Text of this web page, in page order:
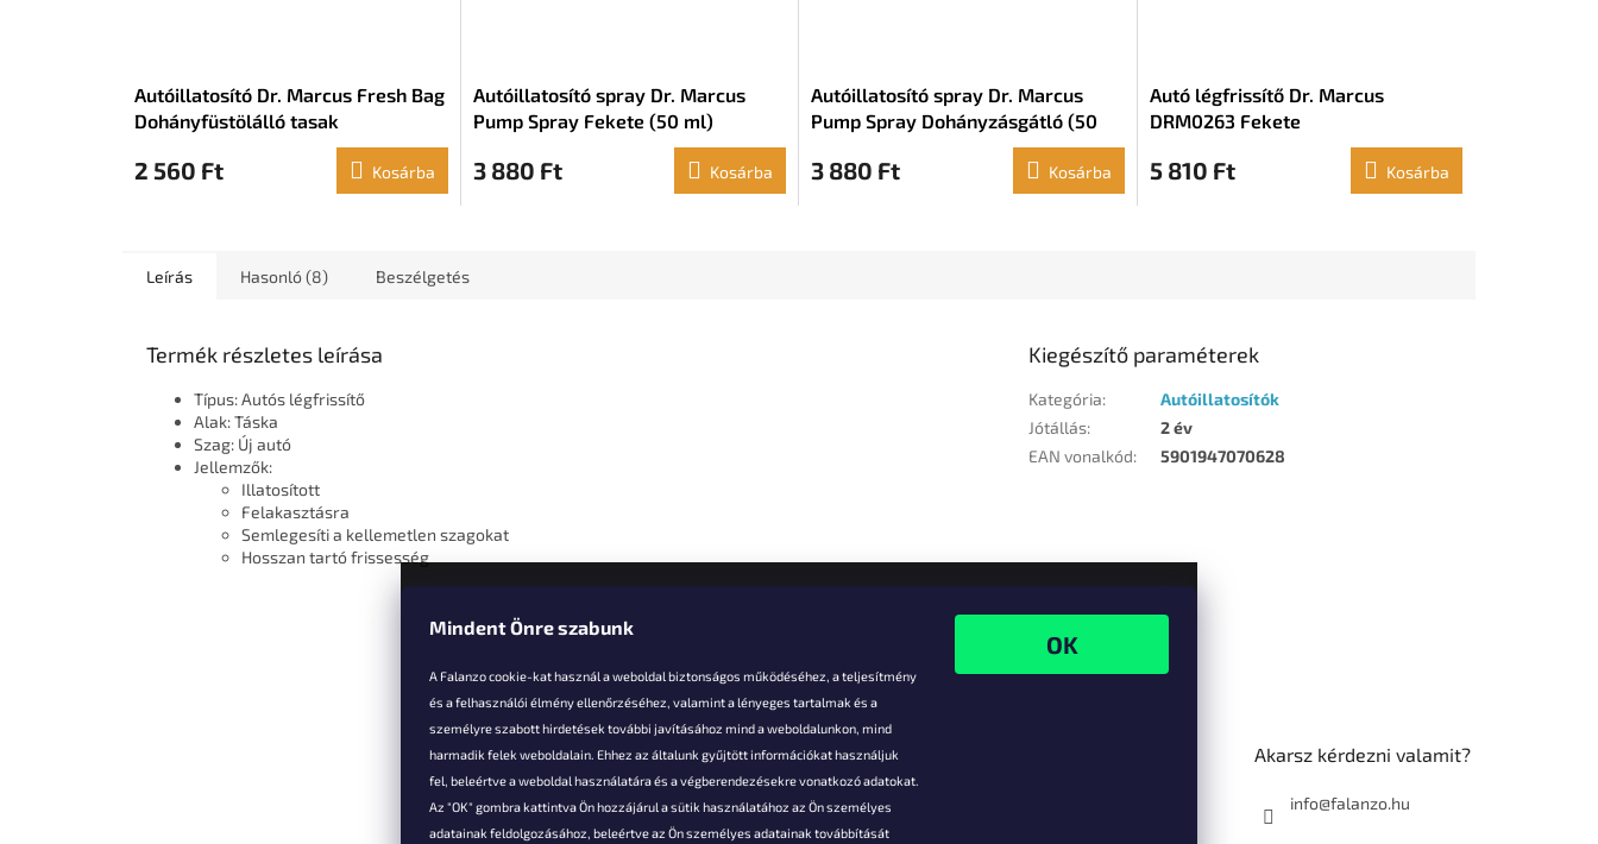
Mindent Önre szabunk
A Falanzo cookie-kat használ a weboldal biztonságos működéséhez, a teljesítmény
és a felhasználói élmény ellenőrzéséhez, valamint a lényeges tartalmak és a
személyre szabott hirdetések további javításához mind a weboldalunkon, mind
harmadik felek weboldalain. Ehhez az általunk gyűjtött információkat használjuk
fel, beleértve a weboldal használatára és a végberendezésekre vonatkozó adatokat.
Az "OK" gombra kattintva Ön hozzájárul a sütik használatához az Ön személyes
adatainak feldolgozásához, beleértve az Ön személyes adatainak továbbítását
Autóillatosító Dr. Marcus Fresh Bag
Dohányfüstölálló tasak
2 560 Ft Kosárba
Autóillatosító spray Dr. Marcus
Pump Spray Fekete (50 ml)
3 880 Ft Kosárba
Autóillatosító spray Dr. Marcus
Pump Spray Dohányzásgátló (50
3 880 Ft Kosárba
Autó légfrissítő Dr. Marcus
DRM0263 Fekete
5 810 Ft Kosárba
Leírás Hasonló (8) Beszélgetés
Termék részletes leírása
Típus: Autós légfrissítő
Alak: Táska
Szag: Új autó
Jellemzők:
Illatosított
Felakasztásra
Semlegesíti a kellemetlen szagokat
Hosszan tartó frissesség
Kiegészítő paraméterek
Kategória:
Autóillatosítók
Jótállás:
2 év
EAN vonalkód: 5901947070628
Vevőknek
Hűségkedvezmények
Szállítás és fizetés
Akarsz kérdezni valamit?
info@falanzo.hu